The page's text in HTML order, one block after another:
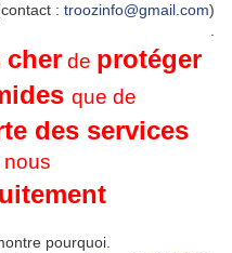
: troozinfo@gmail.com)
de protéger
que de
des services
pourquoi.